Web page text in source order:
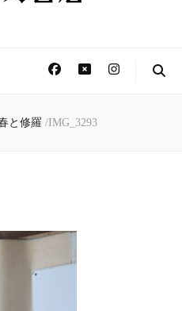
読書用カ
と修羅 /IMG_3293